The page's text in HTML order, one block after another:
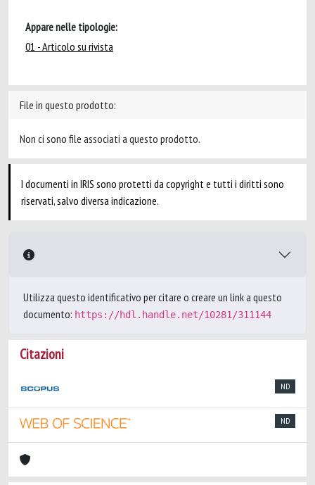
Appare nelle tipologie:
01 - Articolo su rivista
File in questo prodotto:
Non ci sono file associati a questo prodotto.
I documenti in IRIS sono protetti da copyright e tutti i diritti sono
riservati, salvo diversa indicazione.
Utilizza questo identificativo per citare o creare un link a questo
documento: https://hdl.handle.net/10281/311144
Citazioni
ND
ND